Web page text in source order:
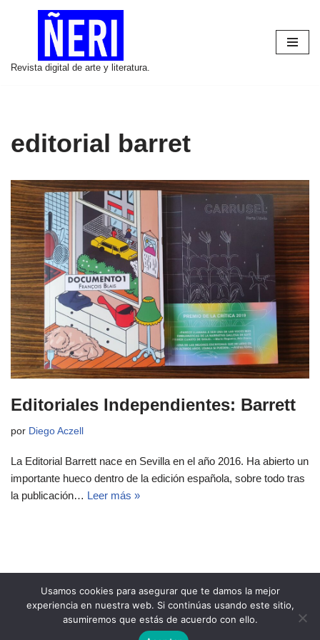
contenido
Revista digital de arte y literatura.
editorial barret
Editoriales Independientes: Barrett
por Diego Aczell
La Editorial Barrett nace en Sevilla en el año 2016. Ha abierto un
importante hueco dentro de la edición española, sobre todo tras
la publicación… Leer más »
Copyright 2021 Revista Ñeri
Usamos cookies para asegurar que te damos la mejor
experiencia en nuestra web. Si continúas usando este sitio,
asumiremos que estás de acuerdo con ello.